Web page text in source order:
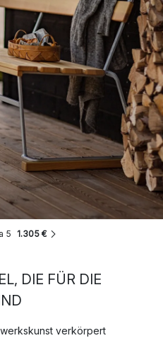
5 1.305 €
DIE FÜR DIE
verkörpert